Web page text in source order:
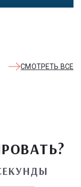
СМОТРЕТЬ ВСЕ